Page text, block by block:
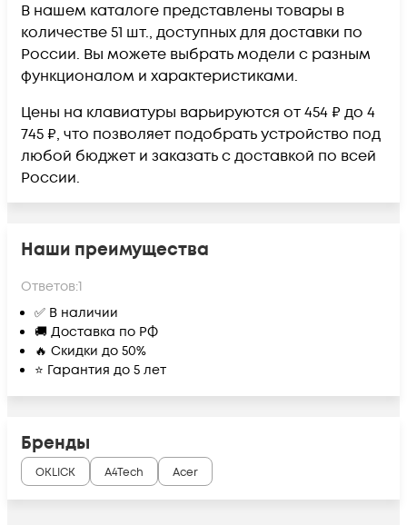
В нашем каталоге представлены товары в
количестве 51 шт., доступных для доставки по
России. Вы можете выбрать модели с разным
функционалом и характеристиками.
Цены на клавиатуры варьируются от 454 ₽ до 4
745 ₽, что позволяет подобрать устройство под
любой бюджет и заказать с доставкой по всей
России.
Наши преимущества
Ответов:1
✅ В наличии
🚚 Доставка по РФ
🔥 Скидки до 50%
⭐ Гарантия до 5 лет
Бренды
OKLICK A4Tech Acer